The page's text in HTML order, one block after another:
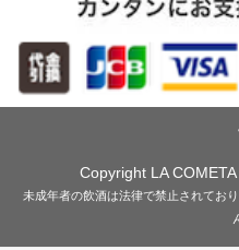
Copyright LA
未成年者の飲酒は法律で禁止されてお